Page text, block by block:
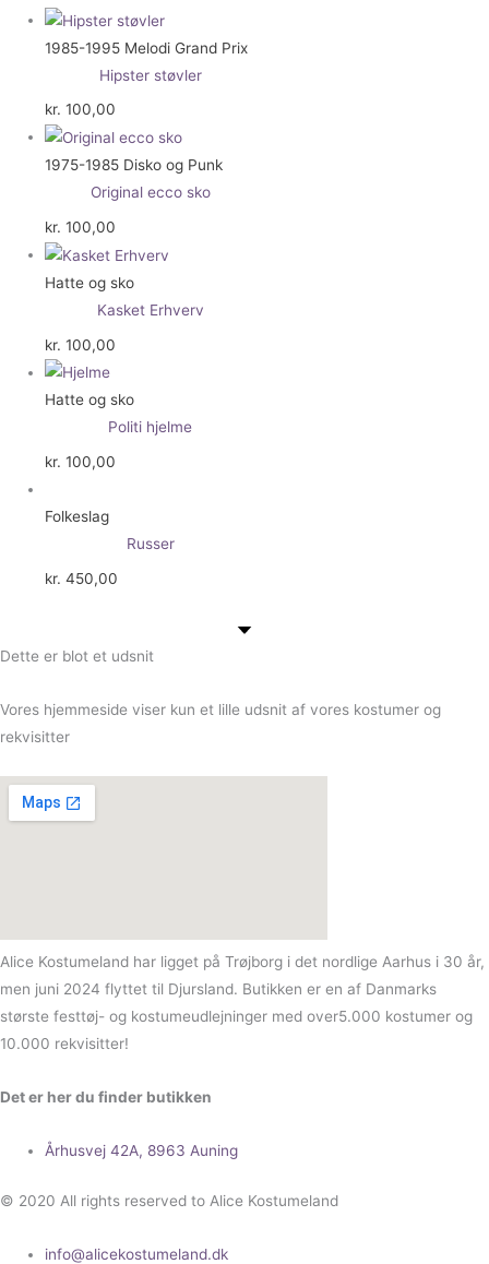
1985-1995 Melodi Grand Prix
Hipster støvler
kr. 100,00
1975-1985 Disko og Punk
Original ecco sko
kr. 100,00
Hatte og sko
Kasket Erhverv
kr. 100,00
Hatte og sko
Politi hjelme
kr. 100,00
Folkeslag
Russer
kr. 450,00
Dette er blot et udsnit
Vores hjemmeside viser kun et lille udsnit af vores kostumer og
rekvisitter
Alice Kostumeland har ligget på Trøjborg i det nordlige Aarhus i 30 år,
men juni 2024 flyttet til Djursland. Butikken er en af Danmarks
største festtøj- og kostumeudlejninger med over5.000 kostumer og
10.000 rekvisitter!
Det er her du finder butikken
Århusvej 42A, 8963 Auning
© 2020 All rights reserved to Alice Kostumeland
info@alicekostumeland.dk